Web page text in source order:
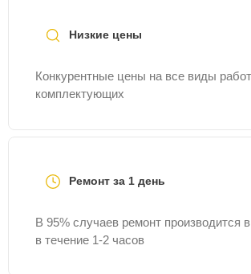
Низкие цены
Конкурентные цены на все виды
комплектующих
Ремонт за 1 день
В 95% случаев ремонт производится
в течение 1-2 часов